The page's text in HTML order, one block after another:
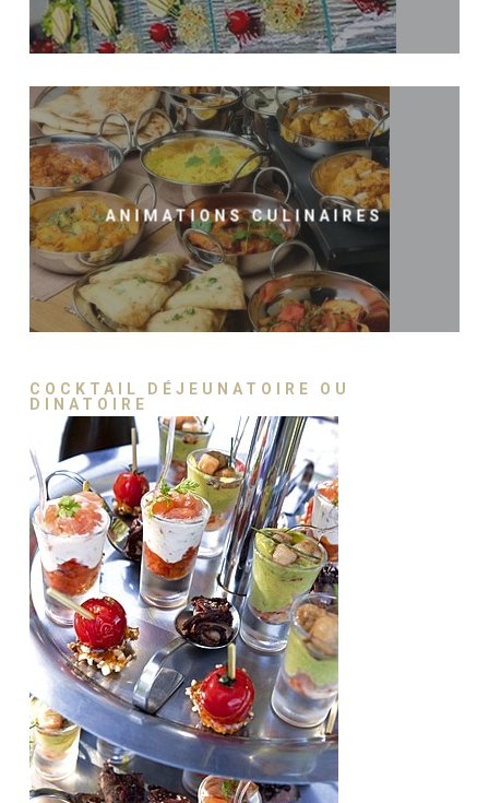
ANIMATIONS CULINAIRES
COCKTAIL DÉJEUNATOIRE OU
DINATOIRE